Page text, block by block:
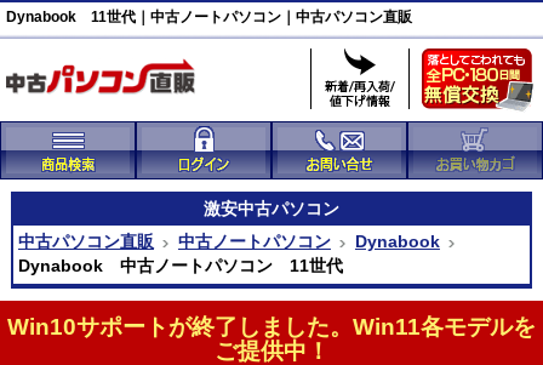
Dynabook 11世代｜中古ノートパソコン｜中古パソコン直販
激安中古パソコン
中古パソコン直販
中古ノートパソコン
Dynabook
Dynabook 中古ノートパソコン 11世代
Win10サポートが終了しました。Win11各モデルを
ご提供中！